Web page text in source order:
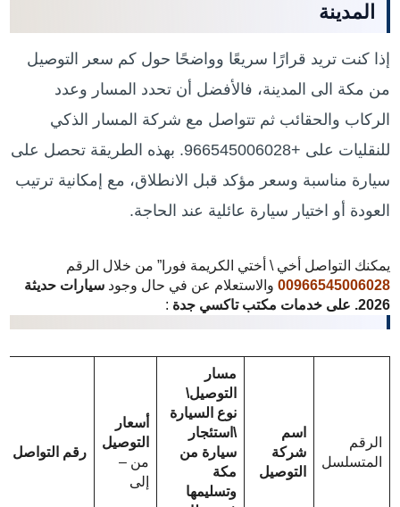
المدينة
إذا كنت تريد قرارًا سريعًا وواضحًا حول كم سعر التوصيل
من مكة الى المدينة، فالأفضل أن تحدد المسار وعدد
الركاب والحقائب ثم تتواصل مع شركة المسار الذكي
للنقليات على +966545006028. بهذه الطريقة تحصل على
سيارة مناسبة وسعر مؤكد قبل الانطلاق، مع إمكانية ترتيب
العودة أو اختيار سيارة عائلية عند الحاجة.
يمكنك التواصل أخي \ أختي الكريمة فورا” من خلال الرقم
00966545006028 والاستعلام عن في حال وجودسيارات حديثة
2026. على خدمات مكتب تاكسي جدة
:
الرقم
المتسلسل
اسم
شركة
التوصيل
مسار
التوصيل\
نوع السيارة
\استئجار
سيارة من
مكة
وتسليمها
أسعار
التوصيل
من –
إلى
رقم التواصل